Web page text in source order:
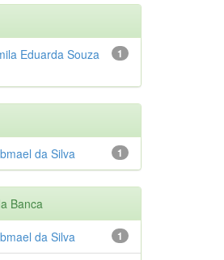
1
Eduarda Souza
1
da Silva
Banca
1
da Silva